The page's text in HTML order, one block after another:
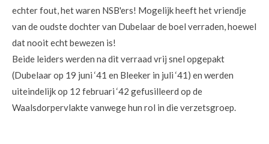
echter fout, het waren NSB'ers! Mogelijk heeft het vriendje
van de oudste dochter van Dubelaar de boel verraden, hoewel
dat nooit echt bewezen is!
Beide leiders werden na dit verraad vrij snel opgepakt
(Dubelaar op 19 juni ‘41 en Bleeker in juli ‘41) en werden
uiteindelijk op 12 februari ‘42 gefusilleerd op de
Waalsdorpervlakte vanwege hun rol in die verzetsgroep.